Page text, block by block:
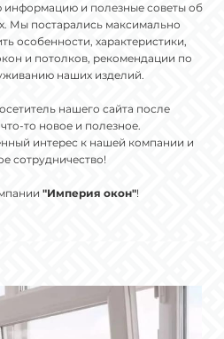
и полезные советы об
Мы постарались максимально
особенности, характеристики,
и потолков, рекомендации по
наших изделий.
нашего сайта после
то новое и полезное.
интерес к нашей компании и
сотрудничество!
"Империя окон"!